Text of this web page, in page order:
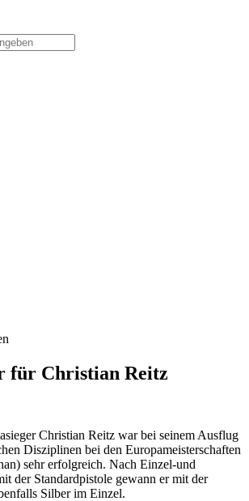
für Christian Reitz
Christian Reitz war bei seinem Ausflug
Disziplinen bei den Europameisterschaften
sehr erfolgreich. Nach Einzel-und
der Standardpistole gewann er mit der
Silber im Einzel.